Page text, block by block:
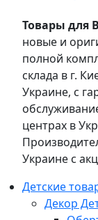
Товары для
новые и
полной
склада в г.
Украине, с
центрах в
Украине с
Детские
Декор